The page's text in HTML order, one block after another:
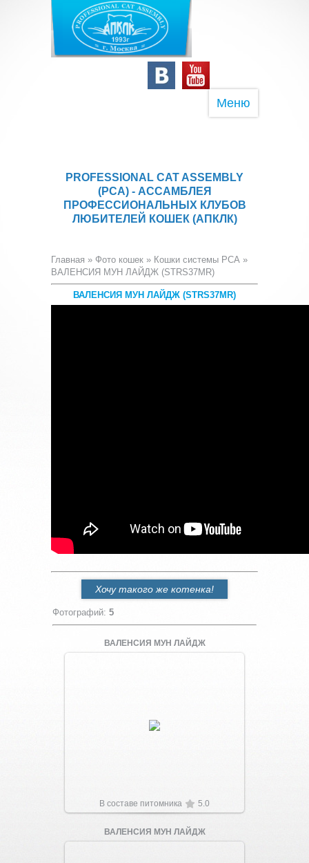
Меню
PROFESSIONAL CAT ASSEMBLY
(PCA) - АССАМБЛЕЯ
ПРОФЕССИОНАЛЬНЫХ КЛУБОВ
ЛЮБИТЕЛЕЙ КОШЕК (АПКЛК)
Главная » Фото кошек » Кошки системы PCA »
ВАЛЕНСИЯ МУН ЛАЙДЖ (STRS37MR)
ВАЛЕНСИЯ МУН ЛАЙДЖ (STRS37MR)
Хочу такого же котенка!
Фотографий: 5
ВАЛЕНСИЯ МУН ЛАЙДЖ
Увеличить
В составе питомника 5.0
ВАЛЕНСИЯ МУН ЛАЙДЖ